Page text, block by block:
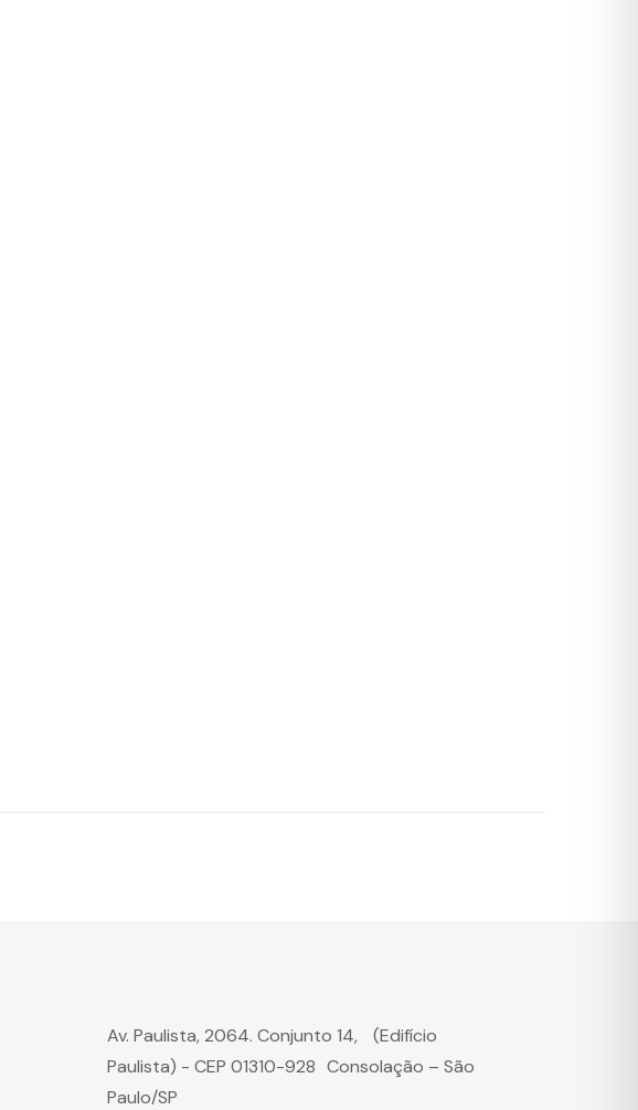
Av. Paulista, 2064. Conjunto 14, (Edifício
Paulista) - CEP 01310-928 Consolação – São
Paulo/SP